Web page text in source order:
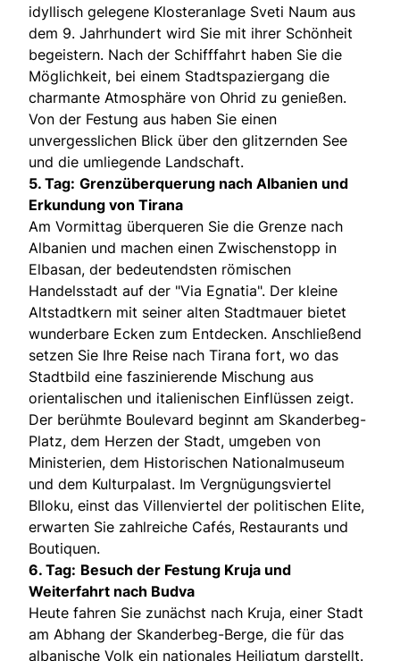
idyllisch gelegene Klosteranlage Sveti Naum aus
dem 9. Jahrhundert wird Sie mit ihrer Schönheit
begeistern. Nach der Schifffahrt haben Sie die
Möglichkeit, bei einem Stadtspaziergang die
charmante Atmosphäre von Ohrid zu genießen.
Von der Festung aus haben Sie einen
unvergesslichen Blick über den glitzernden See
und die umliegende Landschaft.
5. Tag: Grenzüberquerung nach Albanien und
Erkundung von Tirana
Am Vormittag überqueren Sie die Grenze nach
Albanien und machen einen Zwischenstopp in
Elbasan, der bedeutendsten römischen
Handelsstadt auf der "Via Egnatia". Der kleine
Altstadtkern mit seiner alten Stadtmauer bietet
wunderbare Ecken zum Entdecken. Anschließend
setzen Sie Ihre Reise nach Tirana fort, wo das
Stadtbild eine faszinierende Mischung aus
orientalischen und italienischen Einflüssen zeigt.
Der berühmte Boulevard beginnt am Skanderbeg-
Platz, dem Herzen der Stadt, umgeben von
Ministerien, dem Historischen Nationalmuseum
und dem Kulturpalast. Im Vergnügungsviertel
Blloku, einst das Villenviertel der politischen Elite,
erwarten Sie zahlreiche Cafés, Restaurants und
Boutiquen.
6. Tag: Besuch der Festung Kruja und
Weiterfahrt nach Budva
Heute fahren Sie zunächst nach Kruja, einer Stadt
am Abhang der Skanderbeg-Berge, die für das
albanische Volk ein nationales Heiligtum darstellt.